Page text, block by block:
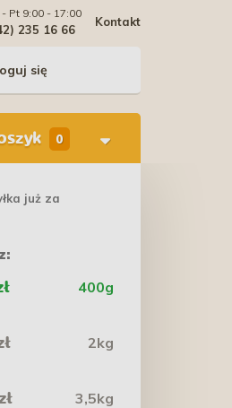
Kontakt
- Pt 9:00 - 17:00
235 16 66
się
0
już za
400g
2kg
3,5kg